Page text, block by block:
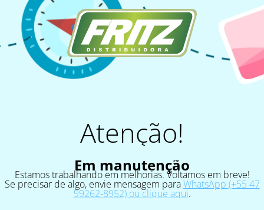
Atenção!
Em manutenção
Estamos trabalhando em melhorias. Voltamos em breve!
Se precisar de algo, envie mensagem paraWhatsApp (+55 47
99262-8952) ou clique aqui.